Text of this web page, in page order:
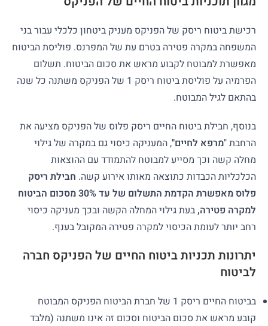
רכישת ביטוח ריסק של הפניקס מעניק ביטחון כלכלי עבור בני
המשפחה במקרה פטירה בטרם עת של המפרנס. פוליסת הביטוח
מאפשרת למבוטח לקבוע מראש את סכום הביטוח. תשלום
הפרמיה על פוליסת ביטוח ריסק 1 של הפניקס משתנה כל שנה
בהתאם לגיל המבוטח.
בנוסף, חבילת ביטוח החיים ריסק פלוס של הפניקס מציעה את
הרחבת "מרפא לחיים", המעניקה כיסוי גם במקרה של גילוי
מחלה קשה וכך מסייע למבוטח להתמודד עם ההוצאות
הכלכליות הכבדות כתוצאה מאותו אירוע קשה. חבילת ריסק
פלוס מאפשרת הקדמת התשלום של עד 30% מסכום הביטוח
למקרה פטירה,בעת גילוי המחלה הקשה ובכך מעניקה כיסוי
רחב יותר לעומת הכיסוי למקרה פטירה המקובל בענף.
יתרונות תכניות ביטוח החיים של הפניקס חברה
לביטוח
בביטוח החיים ריסק 1 של חברת הביטוח הפניקס המבוטח
קובע מראש את סכום הביטוח וסכום זה אינו משתנה (מלבד